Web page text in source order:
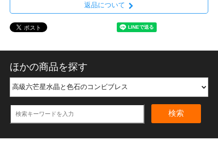
返品について
ほかの商品を探す
検索